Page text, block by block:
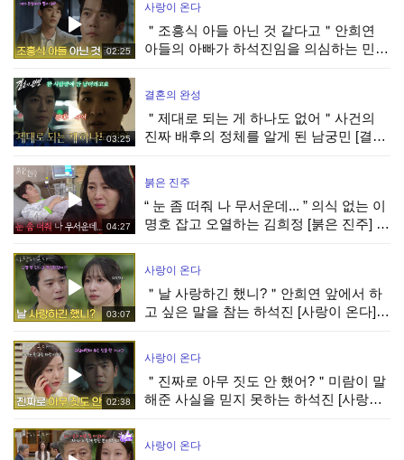
02:25
사랑이 온다
＂조흥식 아들 아닌 것 같다고＂안희연
아들의 아빠가 하석진임을 의심하는 민진
03:25
결혼의 완성
＂제대로 되는 게 하나도 없어＂사건의
진짜 배후의 정체를 알게 된 남궁민 [결혼
04:27
붉은 진주
“ 눈 좀 떠줘 나 무서운데... ” 의식 없는 이
명호 잡고 오열하는 김희정 [붉은 진주] |
03:07
사랑이 온다
＂날 사랑하긴 했니?＂안희연 앞에서 하
고 싶은 말을 참는 하석진 [사랑이 온다] |
02:38
사랑이 온다
＂진짜로 아무 짓도 안 했어?＂미람이 말
해준 사실을 믿지 못하는 하석진 [사랑이
사랑이 온다